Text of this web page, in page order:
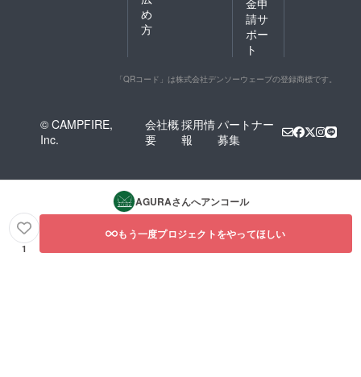
め
方
金申
請サ
ポー
ト
「QRコード」は株式会社デンソーウェーブの登録商標です。
© CAMPFIRE,
Inc.
会社概
要
採用情
報
パートナー
募集
AGURAさんへアンコール
1
もう一度プロジェクトをやってほしい